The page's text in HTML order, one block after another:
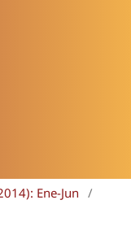
Ene-Jun
/